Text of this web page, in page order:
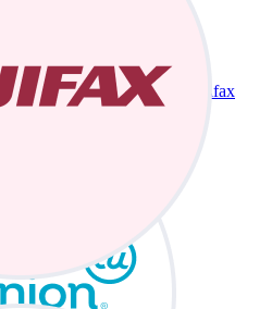
Equifax